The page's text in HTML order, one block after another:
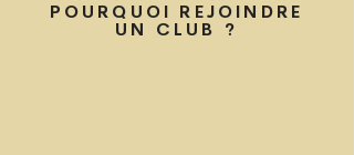
POURQUOI REJOINDRE
UN CLUB ?